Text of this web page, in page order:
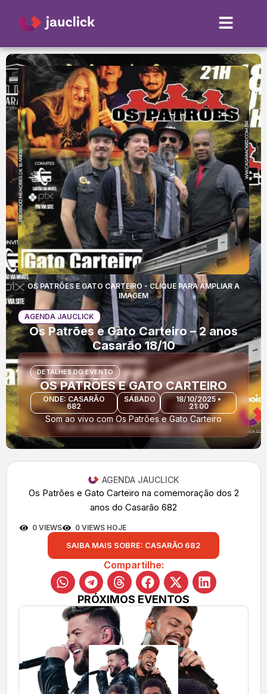
AGENDA JAUCLICK
Os Patrões e Gato Carteiro – 2 anos
Casarão 18/10
DETALHES DO EVENTO
OS PATRÕES E GATO CARTEIRO
ONDE: CASARÃO
682
SÁBADO
18/10/2025 •
21:00
Som ao vivo com Os Patrões e Gato Carteiro
OS PATRÕES E GATO CARTEIRO - CLIQUE PARA AMPLIAR A
IMAGEM
AGENDA JAUCLICK
Os Patrões e Gato Carteiro na comemoração dos 2
anos do Casarão 682
0 VIEWS 0 VIEWS HOJE
SAIBA MAIS SOBRE: CASARÃO 682
Compartilhe:
PRÓXIMOS EVENTOS